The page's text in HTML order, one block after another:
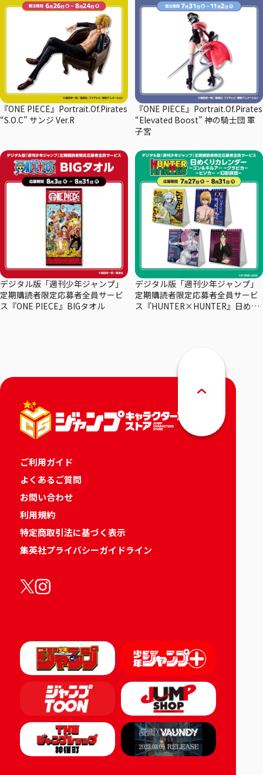
『ONE PIECE』Portrait.Of.Pirates
“S.O.C” サンジ Ver.R
『ONE PIECE』Portrait.Of.Pirates
“Elevated Boost” 神の騎士団 軍
子宮
デジタル版「週刊少年ジャンプ」
定期購読者限定応募者全員サービ
ス『ONE PIECE』BIGタオル
デジタル版「週刊少年ジャンプ」
定期購読者限定応募者全員サービ
ス『HUNTER×HUNTER』日めく
ご利用ガイド
よくあるご質問
お問い合わせ
利用規約
特定商取引法に基づく表示
集英社プライバシーガイドライン